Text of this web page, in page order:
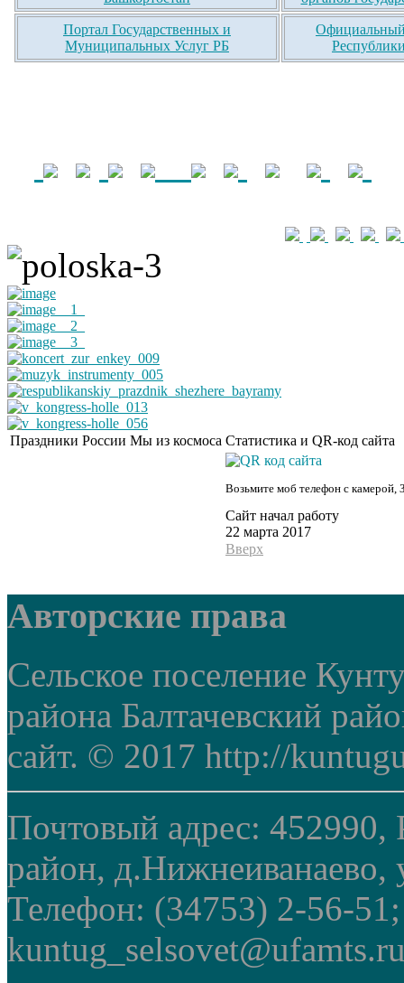
Портал Государственных и
Муниципальных Услуг РБ
Официальный
Праздники России Мы из космоса Статистика и QR-код сайта
Возьмите моб телефон с камерой,
Сайт начал работу
22 марта 2017
Вверх
Авторские права
Сельское поселение
района Балтачевский
сайт. © 2017 http://
Почтовый адрес: 452990,
район, д.Нижнеиванаево,
Телефон: (34753) 2-56-